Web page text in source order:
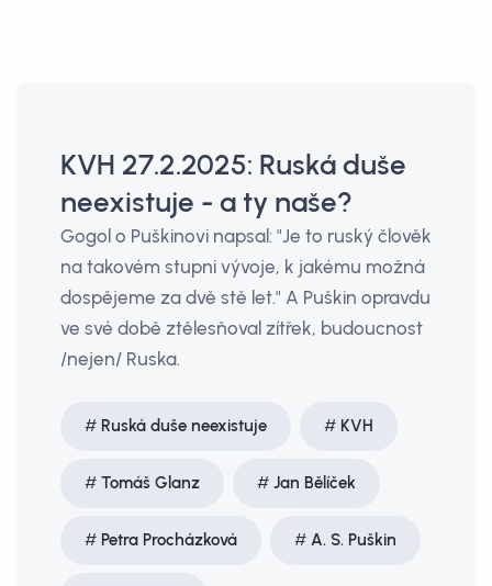
KVH 27.2.2025: Ruská duše
neexistuje - a ty naše?
Gogol o Puškinovi napsal: "Je to ruský člověk
na takovém stupni vývoje, k jakému možná
dospějeme za dvě stě let." A Puškin opravdu
ve své době ztělesňoval zítřek, budoucnost
/nejen/ Ruska.
Ruská duše neexistuje KVH
Tomáš Glanz Jan Bělíček
Petra Procházková A. S. Puškin